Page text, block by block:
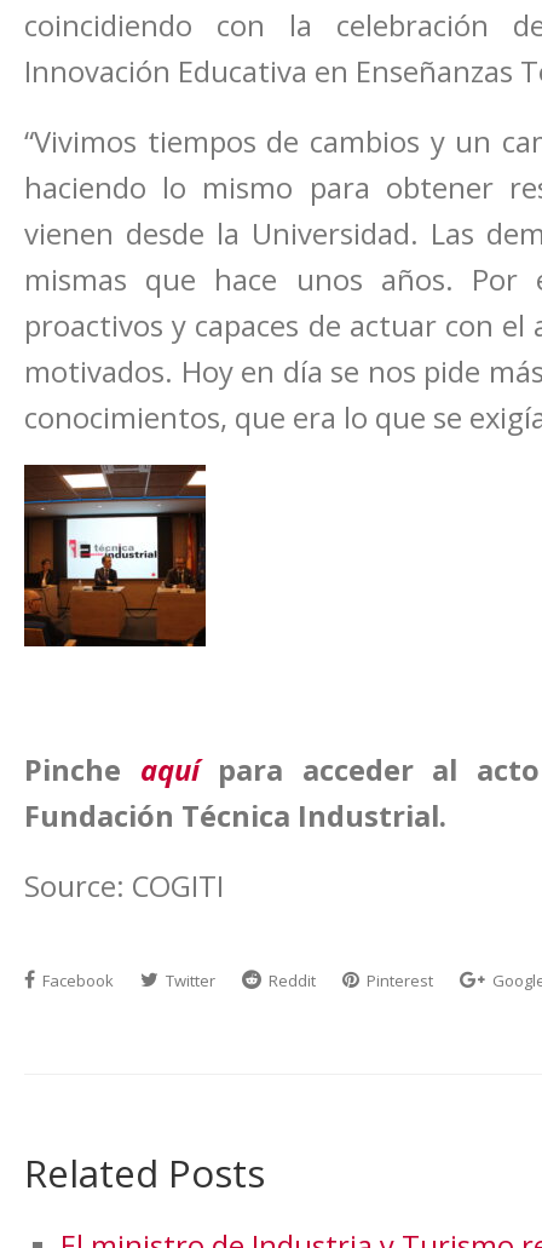
coincidiendo con la celebración
Innovación Educativa en Enseñanzas
“Vivimos tiempos de cambios y un
haciendo lo mismo para obtener
vienen desde la Universidad. Las
mismas que hace unos años.
proactivos y capaces de actuar con
motivados. Hoy en día se nos pide
conocimientos, que era lo que se
Pinche aquípara acceder al
Fundación Técnica Industrial.
Source: COGITI
Facebook Twitter Reddit Pinterest
Related Posts